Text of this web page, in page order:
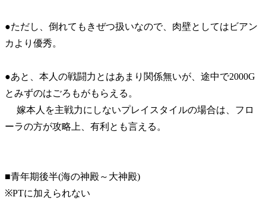
●ただし、倒れてもきぜつ扱いなので、肉壁としてはビアン
カより優秀。
●あと、本人の戦闘力とはあまり関係無いが、途中で2000G
とみずのはごろもがもらえる。
嫁本人を主戦力にしないプレイスタイルの場合は、フロ
ーラの方が攻略上、有利とも言える。
■青年期後半(海の神殿～大神殿)
※PTに加えられない